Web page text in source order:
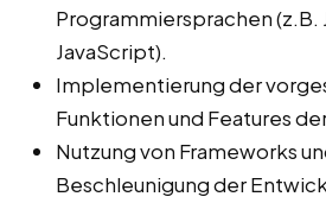
Programmiersprachen (z.B.
JavaScript).
Implementierung der
Funktionen und Features
Nutzung von Frameworks
Beschleunigung der